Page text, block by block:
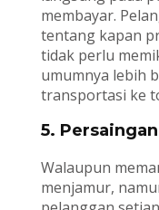
membayar.
tentang kapan
tidak perlu
umumnya lebih
transportasi ke
5.
Walaupun
menjamur,